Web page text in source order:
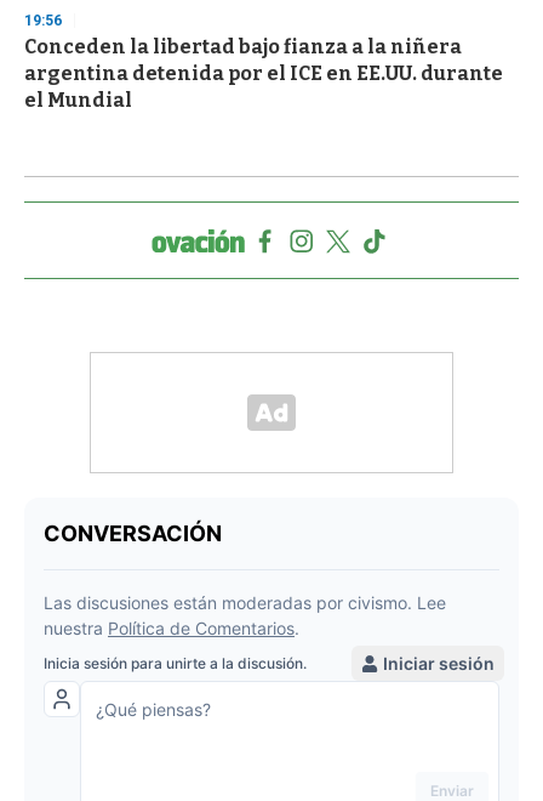
19:56
Conceden la libertad bajo fianza a la niñera
argentina detenida por el ICE en EE.UU. durante
el Mundial